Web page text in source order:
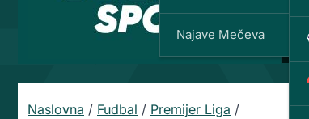
Najave Mečeva
Naslovna / Fudbal / Premijer Liga /